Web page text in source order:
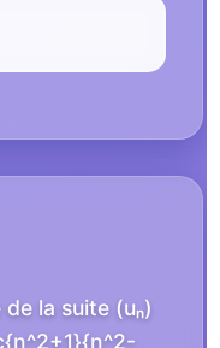
la suite (uₙ)